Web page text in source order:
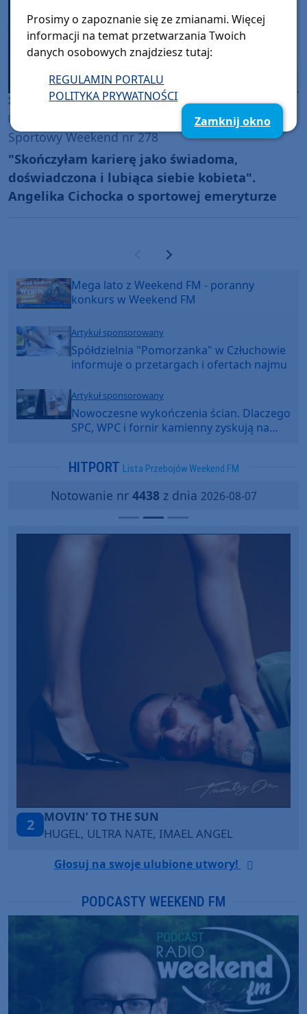
Sport Gmina Bytów
piątek, 24 stycznia 2025, 15:37
Sportowy Weekend nr 278
"Skończyłam karierę jako świadoma,
doświadczona i lubiąca siebie kobieta".
Angelika Cichocka o sportowej emeryturze
Poprzednia strona
Następna strona
Mega lato z Weekend FM - poranny
konkurs w Weekend FM
Artykuł sponsorowany
Spółdzielnia "Pomorzanka" w Człuchowie
informuje o przetargach i ofertach najmu
Artykuł sponsorowany
Nowoczesne wykończenia ścian. Dlaczego
SPC, WPC i fornir kamienny zyskują na
HITPORT Lista Przebojów Weekend FM
Notowanie nr 4438z dnia 2026-08-07
3
LEGENDARY LOVERS (SAVE ME)
KATY PERRY & CHIEF KEEF
Głosuj na swoje ulubione utwory!
PODCASTY WEEKEND FM
Prosimy o zapoznanie się ze zmianami. Więcej
informacji na temat przetwarzania Twoich
danych osobowych znajdziesz tutaj:
REGULAMIN PORTALU
POLITYKA PRYWATNOŚCI
Zamknij okno